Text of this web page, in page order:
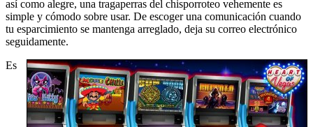
así­ como alegre, una tragaperras del chisporroteo vehemente es
simple y cómodo sobre usar. De escoger una comunicación cuando
tu esparcimiento se mantenga arreglado, deja su correo electrónico
seguidamente.
Es